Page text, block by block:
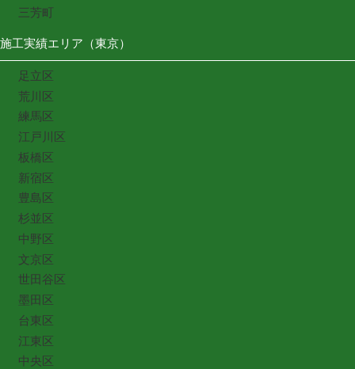
三芳町
施工実績エリア（東京）
足立区
荒川区
練馬区
江戸川区
板橋区
新宿区
豊島区
杉並区
中野区
文京区
世田谷区
墨田区
台東区
江東区
中央区